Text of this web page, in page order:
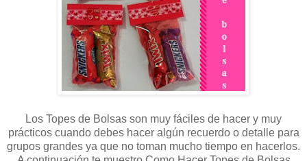
Los Topes de Bolsas son muy fáciles de hacer y muy
prácticos cuando debes hacer algún recuerdo o detalle para
grupos grandes ya que no toman mucho tiempo en hacerlos.